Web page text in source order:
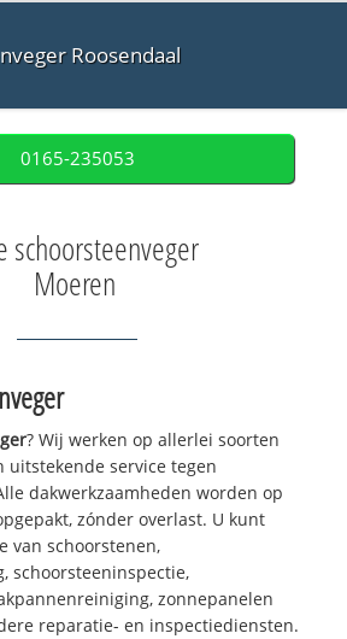
Roosendaal
0165-235053
schoorsteenveger
Moeren
? Wij werken op allerlei soorten
uitstekende service tegen
dakwerkzaamheden worden op
zónder overlast. U kunt
van schoorstenen,
schoorsteeninspectie,
zonnepanelen
reparatie- en inspectiediensten.